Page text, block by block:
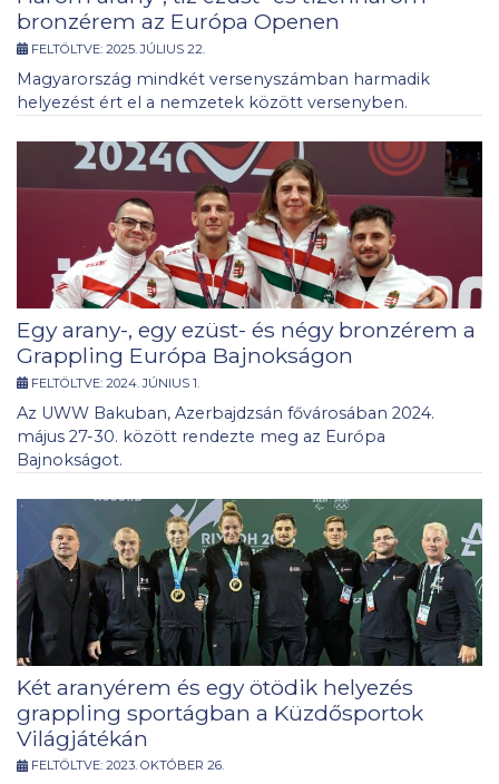
bronzérem az Európa Openen
FELTÖLTVE: 2025. JÚLIUS 22.
Magyarország mindkét versenyszámban harmadik
helyezést ért el a nemzetek között versenyben.
Egy arany-, egy ezüst- és négy bronzérem a
Grappling Európa Bajnokságon
FELTÖLTVE: 2024. JÚNIUS 1.
Az UWW Bakuban, Azerbajdzsán fővárosában 2024.
május 27-30. között rendezte meg az Európa
Bajnokságot.
Két aranyérem és egy ötödik helyezés
grappling sportágban a Küzdősportok
Világjátékán
FELTÖLTVE: 2023. OKTÓBER 26.